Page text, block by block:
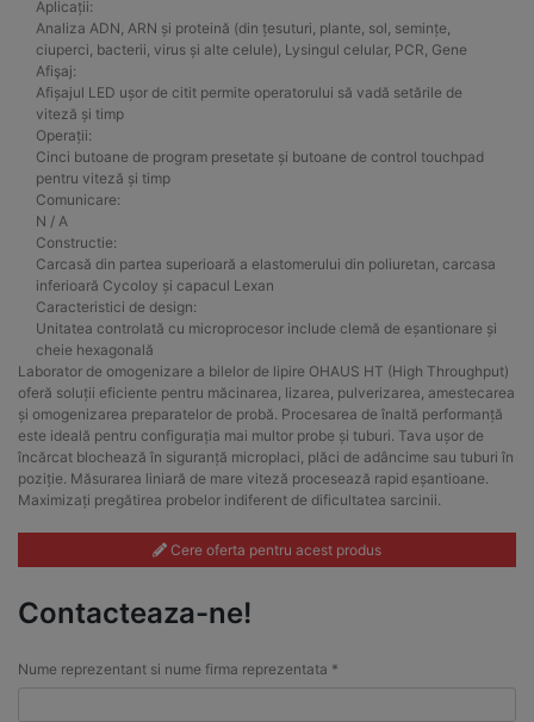
Aplicații:
Analiza ADN, ARN și proteină (din țesuturi, plante, sol, semințe,
ciuperci, bacterii, virus și alte celule), Lysingul celular, PCR, Gene
Afişaj:
Afișajul LED ușor de citit permite operatorului să vadă setările de
viteză și timp
Operații:
Cinci butoane de program presetate și butoane de control touchpad
pentru viteză și timp
Comunicare:
N / A
Constructie:
Carcasă din partea superioară a elastomerului din poliuretan, carcasa
inferioară Cycoloy și capacul Lexan
Caracteristici de design:
Unitatea controlată cu microprocesor include clemă de eșantionare și
cheie hexagonală
Laborator de omogenizare a bilelor de lipire OHAUS HT (High Throughput)
oferă soluții eficiente pentru măcinarea, lizarea, pulverizarea, amestecarea
și omogenizarea preparatelor de probă. Procesarea de înaltă performanță
este ideală pentru configurația mai multor probe și tuburi. Tava ușor de
încărcat blochează în siguranță microplaci, plăci de adâncime sau tuburi în
poziție. Măsurarea liniară de mare viteză procesează rapid eșantioane.
Maximizați pregătirea probelor indiferent de dificultatea sarcinii.
Cere oferta pentru acest produs
Contacteaza-ne!
Nume reprezentant si nume firma reprezentata *